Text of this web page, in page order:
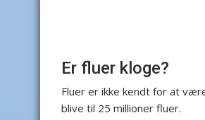
Er fluer kloge?
Fluer er ikke kendt for at
blive til 25 millioner fluer.